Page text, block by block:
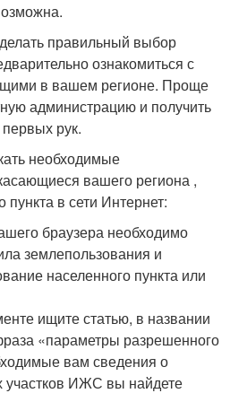
правильный выбор
ознакомиться с
в вашем регионе. Проще
администрацию и получить
рук.
необходимые
вашего региона ,
пункта в сети Интернет:
браузера необходимо
землепользования и
населенного пункта или
ищите статью, в названии
«параметры разрешенного
вам сведения о
участков ИЖС вы найдете